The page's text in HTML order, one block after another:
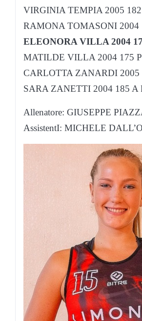
VIRGINIA TEMPIA 2005
RAMONA TOMASONI
ELEONORA VILLA 2004
MATILDE VILLA 2004 175
CARLOTTA ZANARDI 2005
SARA ZANETTI 2004 185
Allenatore: GIUSEPPE
AssistentI: MICHELE